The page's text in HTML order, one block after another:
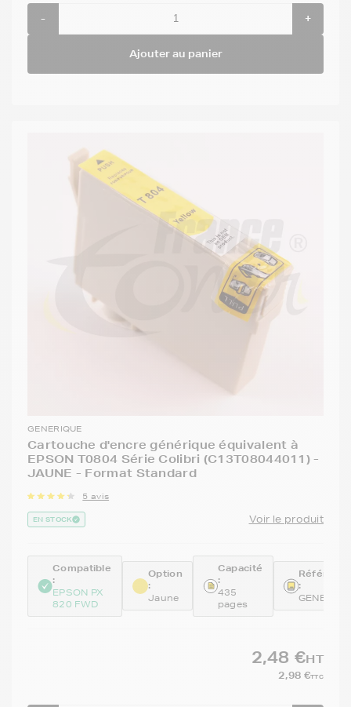
- +
Ajouter au panier
GENERIQUE
Cartouche d'encre générique équivalent à
EPSON T0804 Série Colibri (C13T08044011) -
JAUNE - Format Standard
5 avis
EN STOCK Voir le produit
Compatible
:
EPSON PX
820 FWD
Option
:
Jaune
Capacité
:
435
pages
:
2,48 €HT
2,98 €TTC